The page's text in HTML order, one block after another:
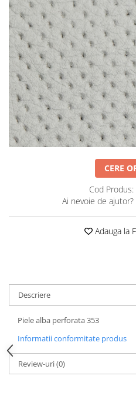
Posete
Rucsac
Plic
Saculet
Borsete
Mov
Visiniu
Maro
Albastru
CERE
Cod Produs:
Ai nevoie de ajutor?
Adauga la
Descriere
Piele alba perforata 353
Informatii conformitate produs
Review-uri(0)